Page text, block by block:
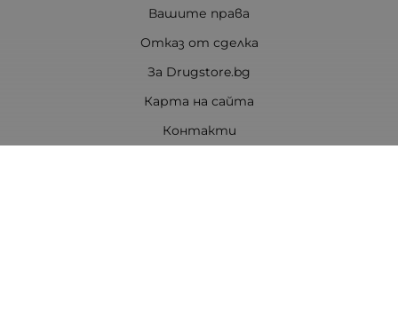
Вашите права
Отказ от сделка
За Drugstore.bg
Карта на сайта
Контакти